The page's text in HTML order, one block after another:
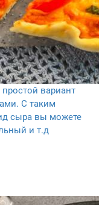
вариант
С таким
сыра вы можете
и т.д